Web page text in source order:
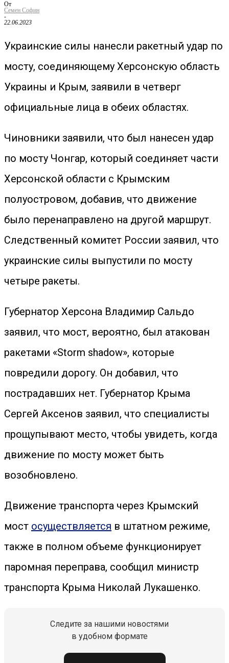
От
Семен Софин
-
22.06.2023
Украинские силы нанесли ракетный удар по
мосту, соединяющему Херсонскую область
Украины и Крым, заявили в четверг
официальные лица в обеих областях.
Чиновники заявили, что был нанесен удар
по мосту Чонгар, который соединяет части
Херсонской области с Крымским
полуостровом, добавив, что движение
было перенаправлено на другой маршрут.
Следственный комитет России заявил, что
украинские силы выпустили по мосту
четыре ракеты.
Губернатор Херсона Владимир Сальдо
заявил, что мост, вероятно, был атакован
ракетами «Storm shadow», которые
повредили дорогу. Он добавил, что
пострадавших нет. Губернатор Крыма
Сергей Аксенов заявил, что специалисты
прощупывают место, чтобы увидеть, когда
движение по мосту может быть
возобновлено.
Движение транспорта через Крымский
мост осуществляется в штатном режиме,
также в полном объеме функционирует
паромная переправа, сообщил министр
транспорта Крыма Николай Лукашенко.
Следите за нашими новостями
в удобном формате